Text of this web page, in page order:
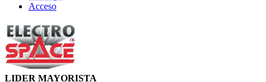
Acceso
LIDER MAYORISTA